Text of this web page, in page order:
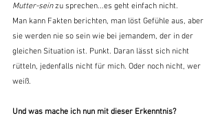
Mutter-sein zu sprechen...es geht einfach nicht.
Man kann Fakten berichten, man löst Gefühle aus, aber
sie werden nie so sein wie bei jemandem, der in der
gleichen Situation ist. Punkt. Daran lässt sich nicht
rütteln, jedenfalls nicht für mich. Oder noch nicht, wer
weiß.
Und was mache ich nun mit dieser Erkenntnis?